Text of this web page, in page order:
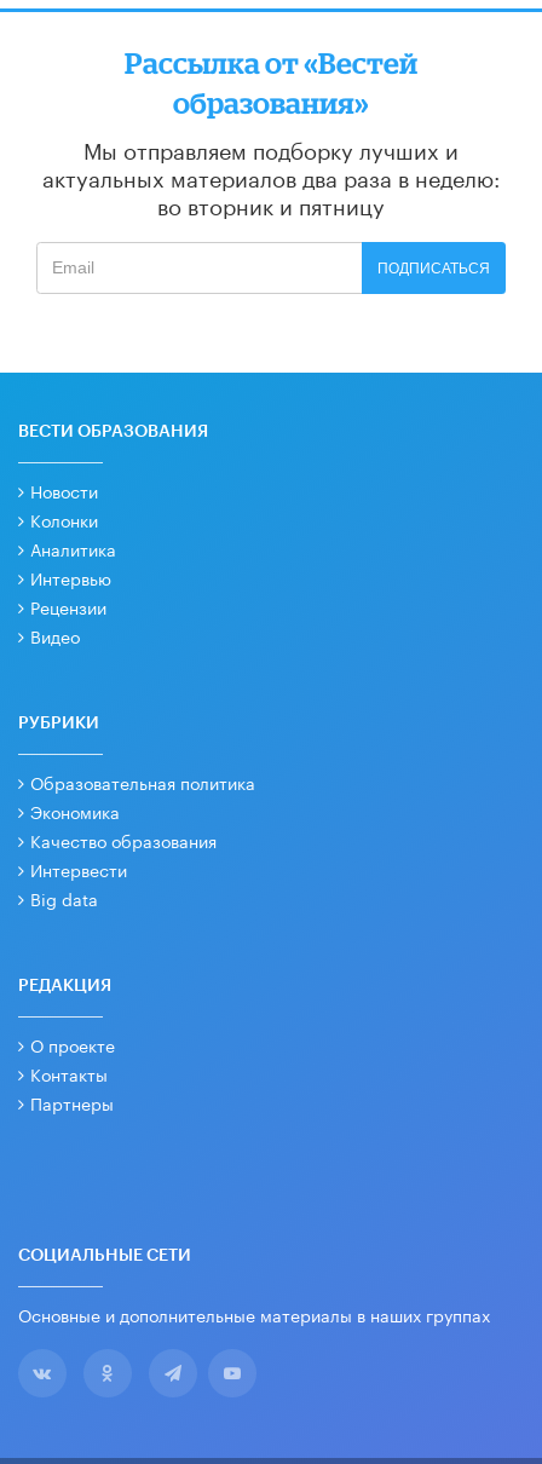
Рассылка от «Вестей
образования»
Мы отправляем подборку лучших и
актуальных материалов два раза в неделю:
во вторник и пятницу
ПОДПИСАТЬСЯ
ВЕСТИ ОБРАЗОВАНИЯ
Новости
Колонки
Аналитика
Интервью
Рецензии
Видео
РУБРИКИ
Образовательная политика
Экономика
Качество образования
Интервести
Big data
РЕДАКЦИЯ
О проекте
Контакты
Партнеры
СОЦИАЛЬНЫЕ СЕТИ
Основные и дополнительные материалы в наших группах